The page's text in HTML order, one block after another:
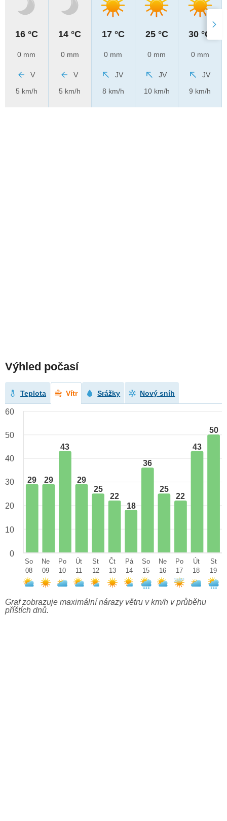
16 °C
0 mm
V
5 km/h
14 °C
0 mm
V
5 km/h
17 °C
0 mm
JV
8 km/h
25 °C
0 mm
JV
10 km/h
30 °C
0 mm
JV
9 km/h
Výhled počasí
Teplota Vítr Srážky Nový sníh
29 29
43
29
25
22
18
36
25
22
43
50
60
50
40
30
20
10
0
So
08
Ne
09
Po
10
Út
11
St
12
Čt
13
Pá
14
So
15
Ne
16
Po
17
Út
18
St
19
Graf zobrazuje maximální nárazy větru v km/h v průběhu
příštích dnů.